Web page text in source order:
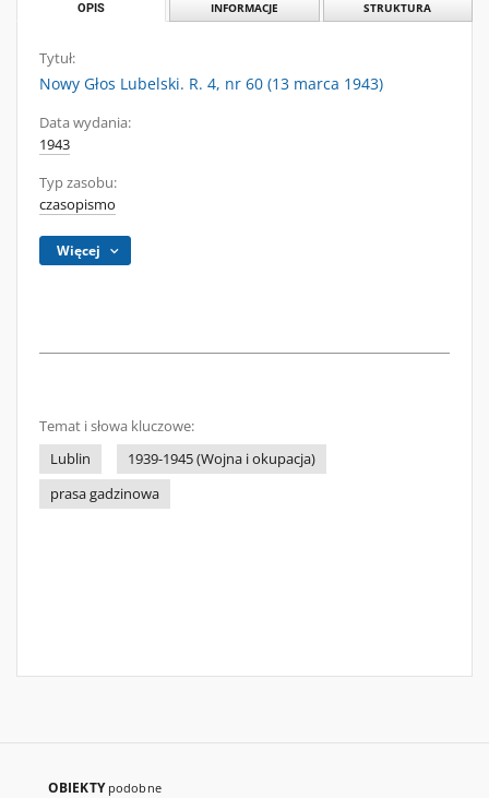
OPIS INFORMACJE STRUKTURA
Tytuł:
Nowy Głos Lubelski. R. 4, nr 60 (13 marca 1943)
Data wydania:
1943
Typ zasobu:
czasopismo
Więcej
Temat i słowa kluczowe:
Lublin
1939-1945 (Wojna i okupacja)
prasa gadzinowa
OBIEKTY podobne